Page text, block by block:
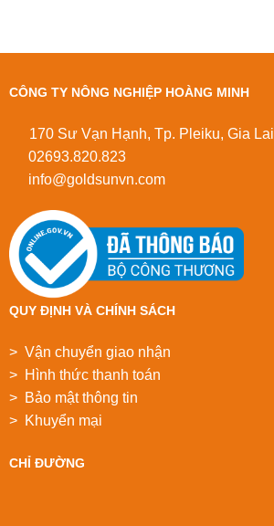
CÔNG TY NÔNG NGHIỆP HOÀNG MINH
170 Sư Vạn Hạnh, Tp. Pleiku, Gia Lai
02693.820.823
info@goldsunvn.com
QUY ĐỊNH VÀ CHÍNH SÁCH
> Vận chuyển giao nhận
> Hình thức thanh toán
> Bảo mật thông tin
> Khuyển mại
CHỈ ĐƯỜNG